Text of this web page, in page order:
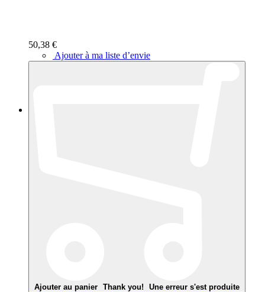
50,38 €
Ajouter à ma liste d’envie
Ajouter au panier Thank you! Une erreur s'est produite